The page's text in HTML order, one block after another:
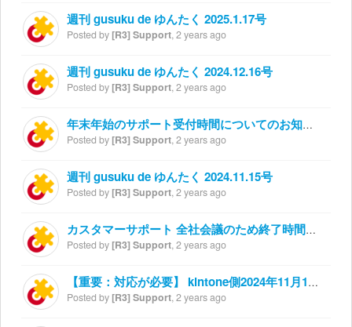
週刊 gusuku de ゆんたく 2025.1.17号
Posted by [R3] Support,2 years ago
週刊 gusuku de ゆんたく 2024.12.16号
Posted by [R3] Support,2 years ago
年末年始のサポート受付時間についてのお知らせ
Posted by [R3] Support,2 years ago
週刊 gusuku de ゆんたく 2024.11.15号
Posted by [R3] Support,2 years ago
カスタマーサポート 全社会議のため終了時間繰り上げのお知らせ
Posted by [R3] Support,2 years ago
【重要：対応が必要】 kintone側2024年11月10日実施予定の定期メンテナンスによる影響について
Posted by [R3] Support,2 years ago